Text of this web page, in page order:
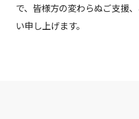
で、皆様方の変わらぬご支援
い申し上げます。